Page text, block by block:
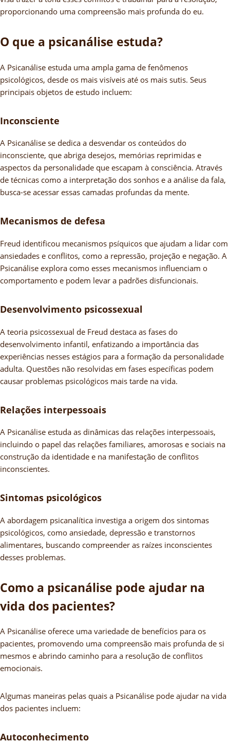
proporcionando uma compreensão mais profunda do eu.
O que a psicanálise estuda?
A Psicanálise estuda uma ampla gama de fenômenos
psicológicos, desde os mais visíveis até os mais sutis. Seus
principais objetos de estudo incluem:
Inconsciente
A Psicanálise se dedica a desvendar os conteúdos do
inconsciente, que abriga desejos, memórias reprimidas e
aspectos da personalidade que escapam à consciência. Através
de técnicas como a interpretação dos sonhos e a análise da fala,
busca-se acessar essas camadas profundas da mente.
Mecanismos de defesa
Freud identificou mecanismos psíquicos que ajudam a lidar com
ansiedades e conflitos, como a repressão, projeção e negação. A
Psicanálise explora como esses mecanismos influenciam o
comportamento e podem levar a padrões disfuncionais.
Desenvolvimento psicossexual
A teoria psicossexual de Freud destaca as fases do
desenvolvimento infantil, enfatizando a importância das
experiências nesses estágios para a formação da personalidade
adulta. Questões não resolvidas em fases específicas podem
causar problemas psicológicos mais tarde na vida.
Relações interpessoais
A Psicanálise estuda as dinâmicas das relações interpessoais,
incluindo o papel das relações familiares, amorosas e sociais na
construção da identidade e na manifestação de conflitos
inconscientes.
Sintomas psicológicos
A abordagem psicanalítica investiga a origem dos sintomas
psicológicos, como ansiedade, depressão e transtornos
alimentares, buscando compreender as raízes inconscientes
desses problemas.
Como a psicanálise pode ajudar na
vida dos pacientes?
A Psicanálise oferece uma variedade de benefícios para os
pacientes, promovendo uma compreensão mais profunda de si
mesmos e abrindo caminho para a resolução de conflitos
emocionais.
Algumas maneiras pelas quais a Psicanálise pode ajudar na vida
dos pacientes incluem:
Autoconhecimento